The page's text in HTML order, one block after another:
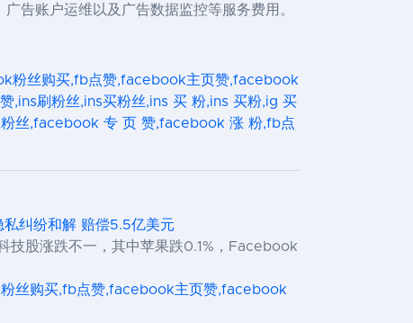
告账户运维以及广告数据监控等服务费用。
粉丝购买,fb点赞,facebook主页赞,facebook
,ins刷粉丝,ins买粉丝,ins 买 粉,ins 买粉,ig 买
丝,facebook 专 页 赞,facebook 涨 粉,fb点
纠纷和解 赔偿5.5亿美元
技股涨跌不一，其中苹果跌0.1%，Facebook
丝购买,fb点赞,facebook主页赞,facebook